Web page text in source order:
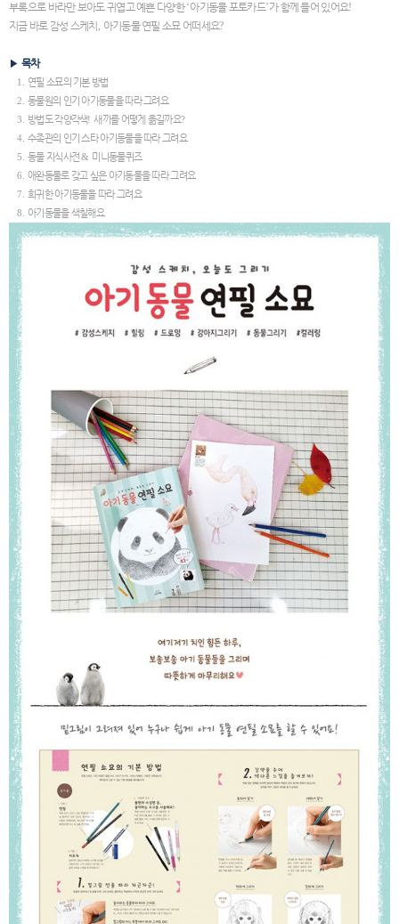
부록으로 바라만 보아도 귀엽고 예쁜 다양한‘아기동물 포토카드’가 함께 들어 있어요!
지금 바로 감성 스케치 , 아기동물 연필 소묘 어떠세요?
▶ 목차
1. 연필 소묘의 기본 방법
2. 동물원의 인기 아기동물을 따라 그려요
3. 방법도 각양각색!새끼를 어떻게 옮길까요?
4. 수족관의 인기 스타 아기동물을 따라 그려요
5. 동물 지식사전& 미니동물퀴즈
6. 애완동물로 갖고 싶은 아기동물을 따라 그려요
7. 희귀한 아기동물을 따라 그려요
8. 아기동물을 색칠해요